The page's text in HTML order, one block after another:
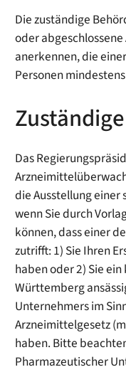
Die zuständige
oder
anerkennen, die
Personen
Das
die Ausstellung einer
wenn Sie durch
können, dass einer
zutrifft: 1) Sie Ihren
haben oder 2) Sie
Württemberg
Unternehmers im
Arzneimittelgesetz
haben. Bitte
Pharmazeutischer